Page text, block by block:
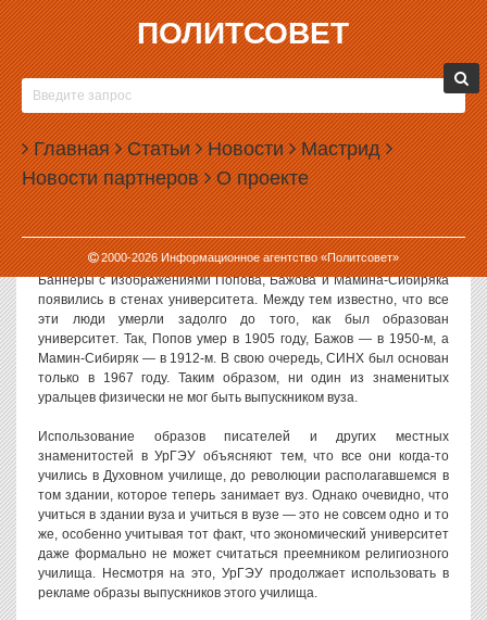
ПОЛИТСОВЕТ
Главная Статьи Новости Мастрид
Новости партнеров О проекте
2000-2026Информационное агентство «Политсовет»
31.05.2012, 14:50
УРГЭУ ПРИПИСАЛ СЕБЕ ЧУЖИХ
ВЫПУСКНИКОВ
Уральский государственный экономический университет (бывший
СИНХ) решил использовать в своей рекламной кампании
выпускников, которые никогда не заканчивали этого вуза. Такими
выпускниками оказались писатели Павел Бажов и Дмитрий
Мамин-Сибиряк, а также изобретатель радио Александр Попов.
Баннеры с изображениями Попова, Бажова и Мамина-Сибиряка
появились в стенах университета. Между тем известно, что все
эти люди умерли задолго до того, как был образован
университет. Так, Попов умер в 1905 году, Бажов — в 1950-м, а
Мамин-Сибиряк — в 1912-м. В свою очередь, СИНХ был основан
только в 1967 году. Таким образом, ни один из знаменитых
уральцев физически не мог быть выпускником вуза.
Использование образов писателей и других местных
знаменитостей в УрГЭУ объясняют тем, что все они когда-то
учились в Духовном училище, до революции располагавшемся в
том здании, которое теперь занимает вуз. Однако очевидно, что
учиться в здании вуза и учиться в вузе — это не совсем одно и то
же, особенно учитывая тот факт, что экономический университет
даже формально не может считаться преемником религиозного
училища. Несмотря на это, УрГЭУ продолжает использовать в
рекламе образы выпускников этого училища.